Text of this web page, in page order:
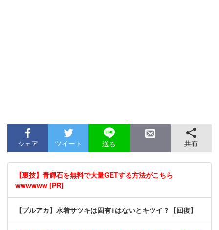
シェア ツイート 送る 共有
【裏技】青輝石を無料で大量GETする方法がこちら
wwwwww [PR]
【ブルアカ】水着サツキは固有1はないとキツイ？【回復】